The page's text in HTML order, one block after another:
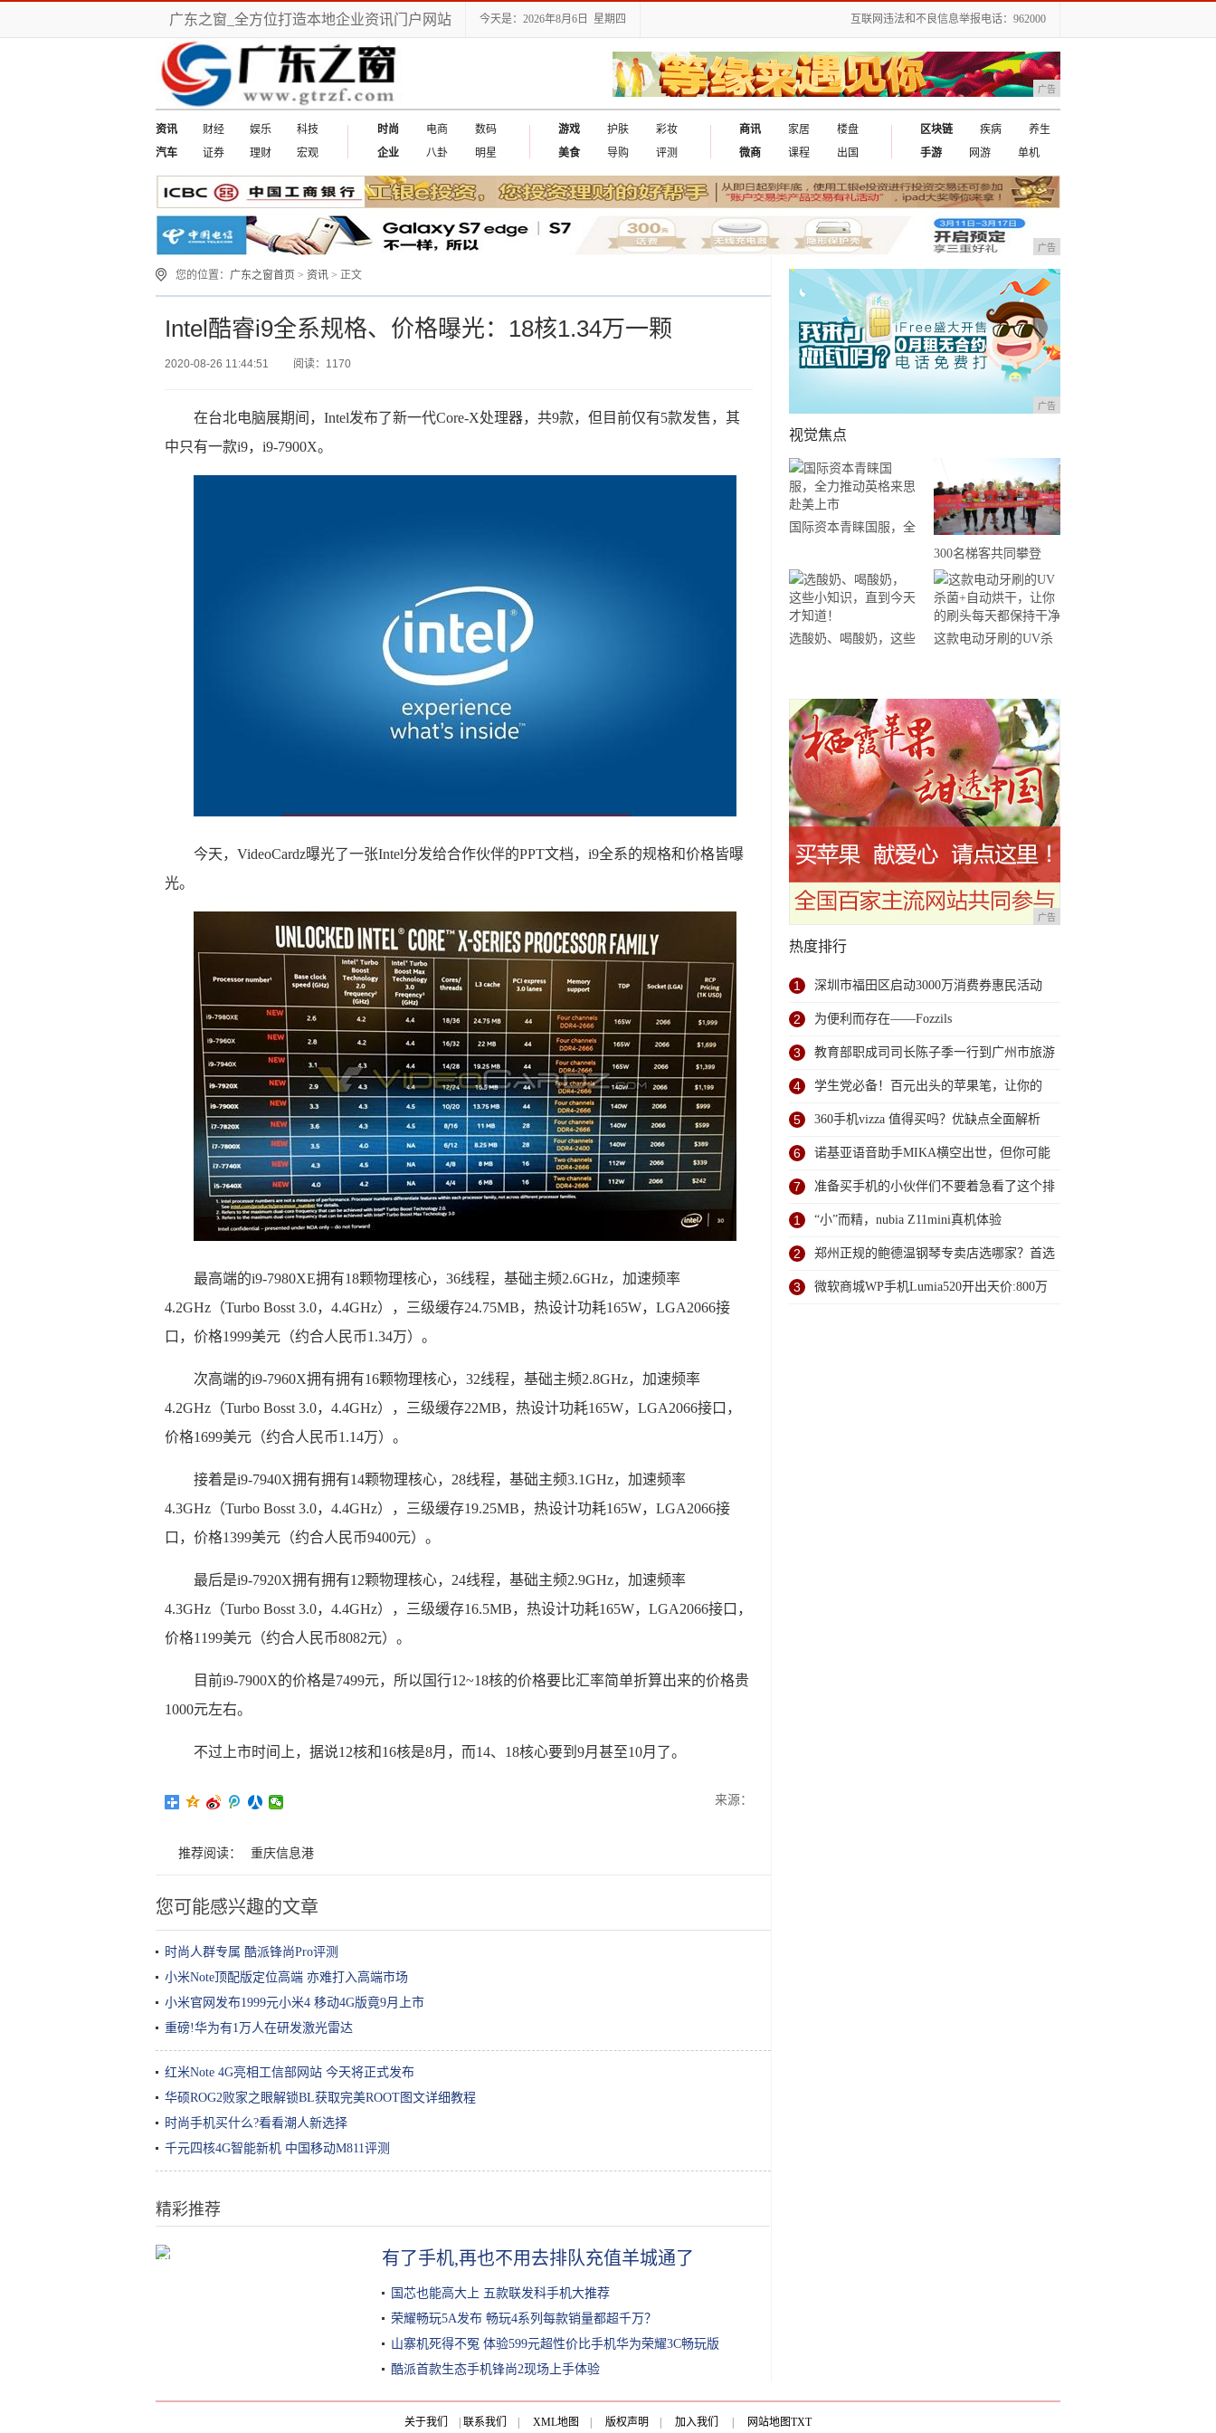
广东之窗_全方位打造本地企业资讯门户网站 今天是：2026年8月6日 星期四 互联网违法和不良信息举报电话：962000
广告
资讯 财经 娱乐
科技
汽车
证券 理财 宏观
时尚 电商
数码
企业
八卦 明星
游戏 护肤
彩妆
美食
导购 评测
商讯 家居
楼盘
微商
课程 出国
区块链 疾病
养生
手游
网游 单机
广告
您的位置： 广东之窗首页 > 资讯 > 正文
Intel酷睿i9全系规格、价格曝光：18核1.34万一颗
2020-08-26 11:44:51 阅读：1170
在台北电脑展期间，Intel发布了新一代Core-X处理器，共9款，但目前仅有5款发售，其
中只有一款i9，i9-7900X。
今天，VideoCardz曝光了一张Intel分发给合作伙伴的PPT文档，i9全系的规格和价格皆曝
光。
最高端的i9-7980XE拥有18颗物理核心，36线程，基础主频2.6GHz，加速频率
4.2GHz（Turbo Bosst 3.0，4.4GHz），三级缓存24.75MB，热设计功耗165W，LGA2066接
口，价格1999美元（约合人民币1.34万）。
次高端的i9-7960X拥有拥有16颗物理核心，32线程，基础主频2.8GHz，加速频率
4.2GHz（Turbo Bosst 3.0，4.4GHz），三级缓存22MB，热设计功耗165W，LGA2066接口，
价格1699美元（约合人民币1.14万）。
接着是i9-7940X拥有拥有14颗物理核心，28线程，基础主频3.1GHz，加速频率
4.3GHz（Turbo Bosst 3.0，4.4GHz），三级缓存19.25MB，热设计功耗165W，LGA2066接
口，价格1399美元（约合人民币9400元）。
最后是i9-7920X拥有拥有12颗物理核心，24线程，基础主频2.9GHz，加速频率
4.3GHz（Turbo Bosst 3.0，4.4GHz），三级缓存16.5MB，热设计功耗165W，LGA2066接口，
价格1199美元（约合人民币8082元）。
目前i9-7900X的价格是7499元，所以国行12~18核的价格要比汇率简单折算出来的价格贵
1000元左右。
不过上市时间上，据说12核和16核是8月，而14、18核心要到9月甚至10月了。
来源：
推荐阅读： 重庆信息港
您可能感兴趣的文章
时尚人群专属 酷派锋尚Pro评测
小米Note顶配版定位高端 亦难打入高端市场
小米官网发布1999元小米4 移动4G版竟9月上市
重磅!华为有1万人在研发激光雷达
红米Note 4G亮相工信部网站 今天将正式发布
华硕ROG2败家之眼解锁BL获取完美ROOT图文详细教程
时尚手机买什么?看看潮人新选择
千元四核4G智能新机 中国移动M811评测
精彩推荐
只花8毛钱，自己在家就能做的润肤
有了手机,再也不用去排队充值羊城通了
国芯也能高大上 五款联发科手机大推荐
荣耀畅玩5A发布 畅玩4系列每款销量都超千万？
山寨机死得不冤 体验599元超性价比手机华为荣耀3C畅玩版
酷派首款生态手机锋尚2现场上手体验
广告
视觉焦点
国际资本青睐国服，全
市
300名梯客共同攀登
2019国际垂直马拉松超
级精英赛顺德海骏达中
心站欢乐开跑
选酸奶、喝酸奶，这些
这款电动牙刷的UV杀
广告
热度排行
1 深圳市福田区启动3000万消费券惠民活动
2 为便利而存在——Fozzils
3 教育部职成司司长陈子季一行到广州市旅游
商务职业学校考察调研
4 学生党必备！百元出头的苹果笔，让你的
iPad成为学习神器
5 360手机vizza 值得买吗？优缺点全面解析
6 诺基亚语音助手MIKA横空出世，但你可能
用不上！
7 准备买手机的小伙伴们不要着急看了这个排
行榜再决定买哪款手机吧
1 “小”而精，nubia Z11mini真机体验
2 郑州正规的鲍德温钢琴专卖店选哪家？首选
星艺琴行
3 微软商城WP手机Lumia520开出天价:800万
关于我们 联系我们 XML地图 版权声明 加入我们 网站地图TXT